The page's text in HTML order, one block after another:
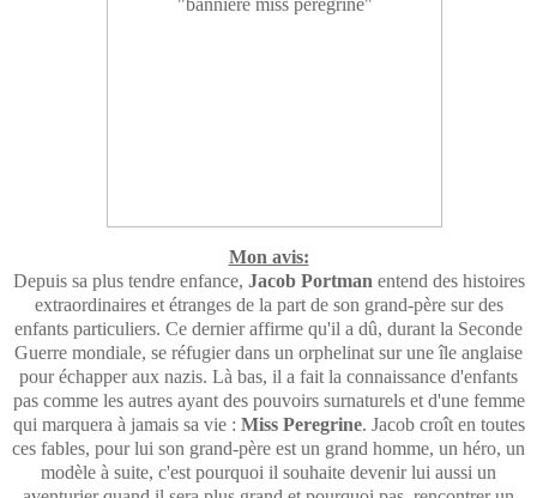
Mon avis:
Depuis sa plus tendre enfance, Jacob Portman entend des histoires
extraordinaires et étranges de la part de son grand-père sur des
enfants particuliers. Ce dernier affirme qu'il a dû, durant la Seconde
Guerre mondiale, se réfugier dans un orphelinat sur une île anglaise
pour échapper aux nazis. Là bas, il a fait la connaissance d'enfants
pas comme les autres ayant des pouvoirs surnaturels et d'une femme
qui marquera à jamais sa vie : Miss Peregrine. Jacob croît en toutes
ces fables, pour lui son grand-père est un grand homme, un héro, un
modèle à suite, c'est pourquoi il souhaite devenir lui aussi un